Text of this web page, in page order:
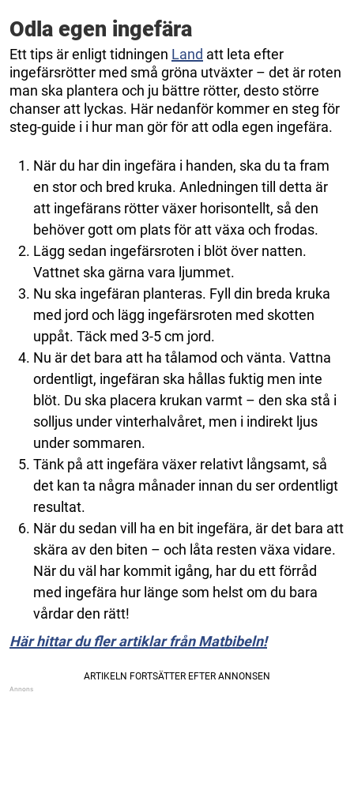
Odla egen ingefära
Ett tips är enligt tidningen Land att leta efter
ingefärsrötter med små gröna utväxter – det är roten
man ska plantera och ju bättre rötter, desto större
chanser att lyckas. Här nedanför kommer en steg för
steg-guide i i hur man gör för att odla egen ingefära.
När du har din ingefära i handen, ska du ta fram
en stor och bred kruka. Anledningen till detta är
att ingefärans rötter växer horisontellt, så den
behöver gott om plats för att växa och frodas.
Lägg sedan ingefärsroten i blöt över natten.
Vattnet ska gärna vara ljummet.
Nu ska ingefäran planteras. Fyll din breda kruka
med jord och lägg ingefärsroten med skotten
uppåt. Täck med 3-5 cm jord.
Nu är det bara att ha tålamod och vänta. Vattna
ordentligt, ingefäran ska hållas fuktig men inte
blöt. Du ska placera krukan varmt – den ska stå i
solljus under vinterhalvåret, men i indirekt ljus
under sommaren.
Tänk på att ingefära växer relativt långsamt, så
det kan ta några månader innan du ser ordentligt
resultat.
När du sedan vill ha en bit ingefära, är det bara att
skära av den biten – och låta resten växa vidare.
När du väl har kommit igång, har du ett förråd
med ingefära hur länge som helst om du bara
vårdar den rätt!
Här hittar du fler artiklar från Matbibeln!